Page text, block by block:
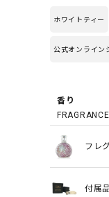
ホワイトティー
公式オンライン
香り
FRAGRANCE
フレ
付属